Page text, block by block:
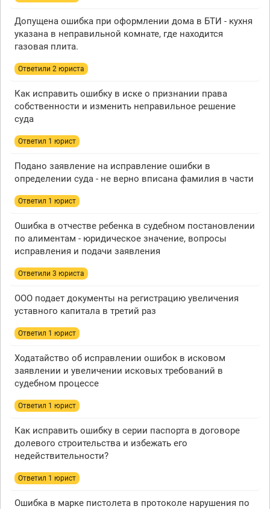
Допущена ошибка при оформлении дома в БТИ - кухня
указана в неправильной комнате, где находится
газовая плита.
Ответили 2 юристa
Как исправить ошибку в иске о признании права
собственности и изменить неправильное решение
суда
Ответил 1 юрист
Подано заявление на исправление ошибки в
определении суда - не верно вписана фамилия в части
Ответил 1 юрист
Ошибка в отчестве ребенка в судебном постановлении
по алиментам - юридическое значение, вопросы
исправления и подачи заявления
Ответили 3 юристa
ООО подает документы на регистрацию увеличения
уставного капитала в третий раз
Ответил 1 юрист
Ходатайство об исправлении ошибок в исковом
заявлении и увеличении исковых требований в
судебном процессе
Ответил 1 юрист
Как исправить ошибку в серии паспорта в договоре
долевого строительства и избежать его
недействительности?
Ответил 1 юрист
Ошибка в марке пистолета в протоколе нарушения по